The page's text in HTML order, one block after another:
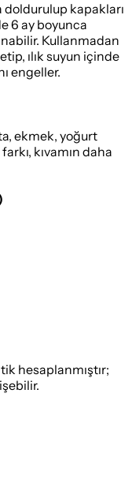
doldurulup kapakları
6 ay boyunca
Kullanmadan
ılık suyun içinde
engeller.
ekmek, yoğurt
kıvamın daha
hesaplanmıştır;